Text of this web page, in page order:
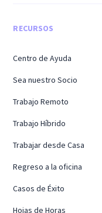
RECURSOS
Centro de Ayuda
Sea nuestro Socio
Trabajo Remoto
Trabajo Híbrido
Trabajar desde Casa
Regreso a la oficina
Casos de Éxito
Hojas de Horas